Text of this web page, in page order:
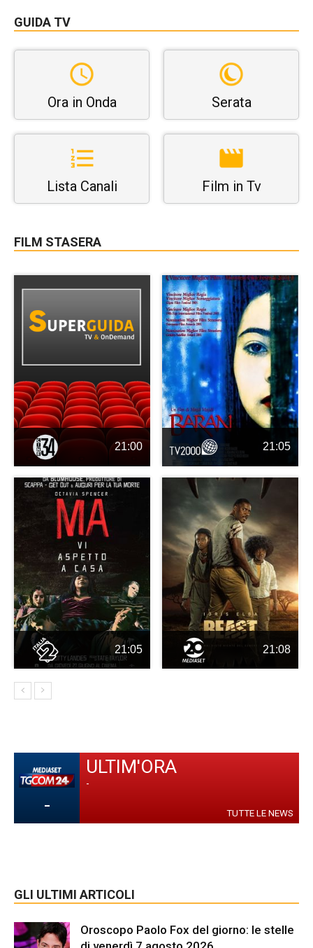
GUIDA TV
Ora in Onda Serata
Lista Canali Film in Tv
FILM STASERA
21:00 21:05
21:05 21:08
-
ULTIM'ORA
-
TUTTE LE NEWS
GLI ULTIMI ARTICOLI
Oroscopo Paolo Fox del giorno: le stelle